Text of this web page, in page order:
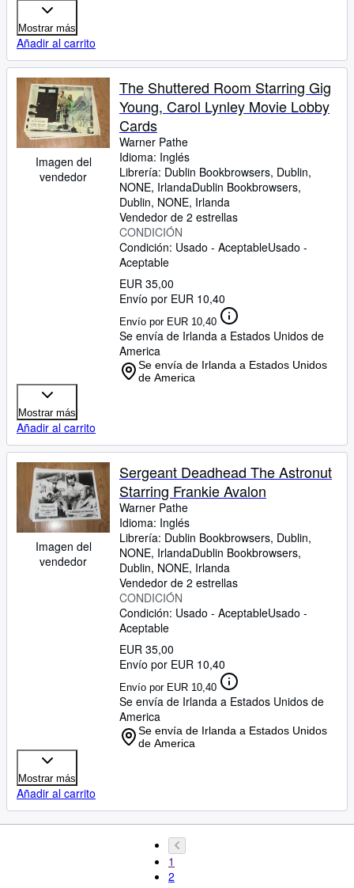
Mostrar más
Añadir al carrito
Imagen del
vendedor
The Shuttered Room Starring Gig
Young, Carol Lynley Movie Lobby
Cards
Warner Pathe
Idioma: Inglés
Librería: Dublin Bookbrowsers, Dublin,
NONE, IrlandaDublin Bookbrowsers,
Dublin, NONE, Irlanda
Vendedor de 2 estrellas
CONDICIÓN
Condición: Usado - AceptableUsado -
Aceptable
EUR 35,00
Envío por EUR 10,40
Envío por EUR 10,40
Se envía de Irlanda a Estados Unidos de
America
Se envía de Irlanda a Estados Unidos
de America
Mostrar más
Añadir al carrito
Imagen del
vendedor
Sergeant Deadhead The Astronut
Starring Frankie Avalon
Warner Pathe
Idioma: Inglés
Librería: Dublin Bookbrowsers, Dublin,
NONE, IrlandaDublin Bookbrowsers,
Dublin, NONE, Irlanda
Vendedor de 2 estrellas
CONDICIÓN
Condición: Usado - AceptableUsado -
Aceptable
EUR 35,00
Envío por EUR 10,40
Envío por EUR 10,40
Se envía de Irlanda a Estados Unidos de
America
Se envía de Irlanda a Estados Unidos
de America
Mostrar más
Añadir al carrito
1
2